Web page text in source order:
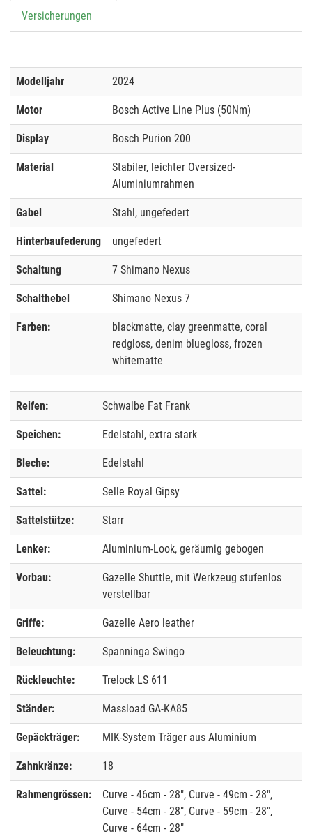
Versicherungen
Modelljahr 2024
Motor Bosch Active Line Plus (50Nm)
Display Bosch Purion 200
Material
Stabiler, leichter Oversized-
Aluminiumrahmen
Gabel Stahl, ungefedert
Hinterbaufederung ungefedert
Schaltung 7 Shimano Nexus
Schalthebel Shimano Nexus 7
Farben:
blackmatte, clay greenmatte, coral
redgloss, denim bluegloss, frozen
whitematte
Reifen: Schwalbe Fat Frank
Speichen: Edelstahl, extra stark
Bleche: Edelstahl
Sattel: Selle Royal Gipsy
Sattelstütze: Starr
Lenker: Aluminium-Look, geräumig gebogen
Vorbau:
Gazelle Shuttle, mit Werkzeug stufenlos
verstellbar
Griffe: Gazelle Aero leather
Beleuchtung: Spanninga Swingo
Rückleuchte: Trelock LS 611
Ständer: Massload GA-KA85
Gepäckträger: MIK-System Träger aus Aluminium
Zahnkränze: 18
Rahmengrössen:
Curve - 46cm - 28", Curve - 49cm - 28",
Curve - 54cm - 28", Curve - 59cm - 28",
Curve - 64cm - 28"